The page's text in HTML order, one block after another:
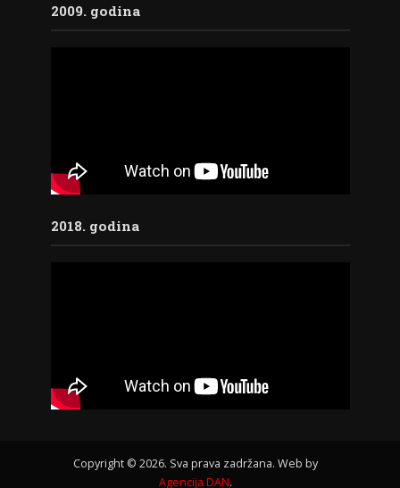
2009. godina
2018. godina
Copyright © 2026. Sva prava zadržana. Web by
Agencija DAN.